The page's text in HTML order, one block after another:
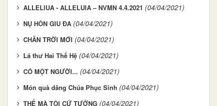
ALLELIUA - ALLELUIA – NVMN 4.4.2021 (04/04/2021)
NỤ HÔN GIU ĐA (04/04/2021)
CHÂN TRỜI MỚI (04/04/2021)
Lá thư Hai Thế Hệ (04/04/2021)
CÓ MỘT NGƯỜI... (04/04/2021)
Món quà dâng Chúa Phục Sinh (04/04/2021)
THẾ MÀ TÔI CỨ TƯỞNG (04/04/2021)